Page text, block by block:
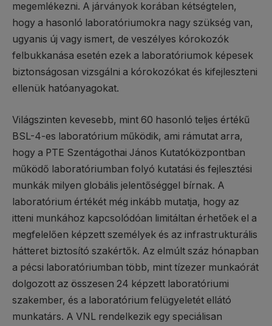
megemlékezni. A járványok korában kétségtelen,
hogy a hasonló laboratóriumokra nagy szükség van,
ugyanis új vagy ismert, de veszélyes kórokozók
felbukkanása esetén ezek a laboratóriumok képesek
biztonságosan vizsgálni a kórokozókat és kifejleszteni
ellenük hatóanyagokat.
Világszinten kevesebb, mint 60 hasonló teljes értékű
BSL-4-es laboratórium működik, ami rámutat arra,
hogy a PTE Szentágothai János Kutatóközpontban
működő laboratóriumban folyó kutatási és fejlesztési
munkák milyen globális jelentőséggel bírnak. A
laboratórium értékét még inkább mutatja, hogy az
itteni munkához kapcsolódóan limitáltan érhetőek el a
megfelelően képzett személyek és az infrastrukturális
hátteret biztosító szakértők. Az elmúlt száz hónapban
a pécsi laboratóriumban több, mint tízezer munkaórát
dolgozott az összesen 24 képzett laboratóriumi
szakember, és a laboratórium felügyeletét ellátó
munkatárs. A VNL rendelkezik egy speciálisan